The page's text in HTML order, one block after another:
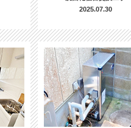
2025.07.30